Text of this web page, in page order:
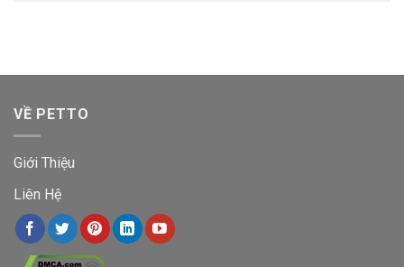
VỀ PETTO
Giới Thiệu
Liên Hệ